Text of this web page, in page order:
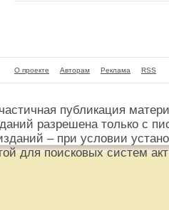
О проекте Авторам Реклама RSS
публикация
разрешена только с
– при условии
для поисковых систем